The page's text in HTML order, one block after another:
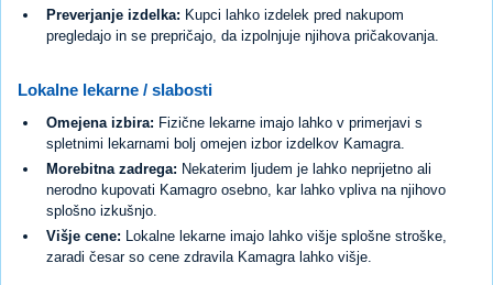
Preverjanje izdelka: Kupci lahko izdelek pred nakupom
pregledajo in se prepričajo, da izpolnjuje njihova pričakovanja.
Lokalne lekarne / slabosti
Omejena izbira: Fizične lekarne imajo lahko v primerjavi s
spletnimi lekarnami bolj omejen izbor izdelkov Kamagra.
Morebitna zadrega: Nekaterim ljudem je lahko neprijetno ali
nerodno kupovati Kamagro osebno, kar lahko vpliva na njihovo
splošno izkušnjo.
Višje cene: Lokalne lekarne imajo lahko višje splošne stroške,
zaradi česar so cene zdravila Kamagra lahko višje.